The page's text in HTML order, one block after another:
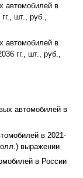
автомобилей в
шт., руб.,
автомобилей в
гг., шт., руб.,
автомобилей в
в 2021-
выражении
в России